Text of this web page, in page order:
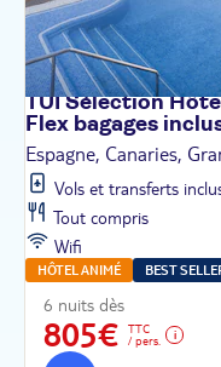
TUI Sélection
Flex bagages
Espagne, Canaries,
Vols et transferts
Tout compris
Wifi
HÔTEL ANIMÉ BEST
6 nuits dès
805€
TTC
/ pers.